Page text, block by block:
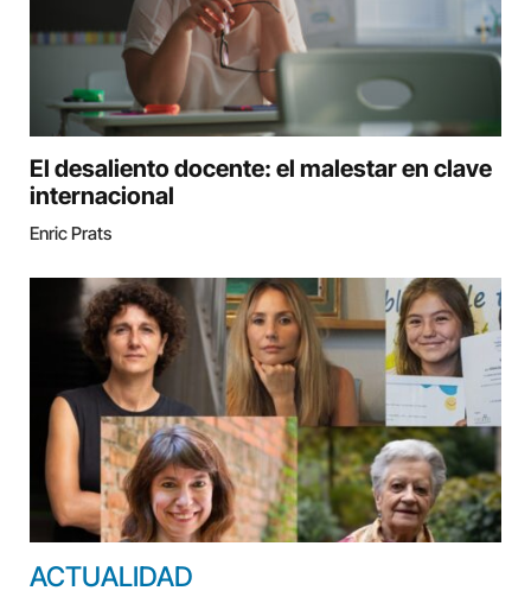
El desaliento docente: el malestar en clave
internacional
Enric Prats
ACTUALIDAD